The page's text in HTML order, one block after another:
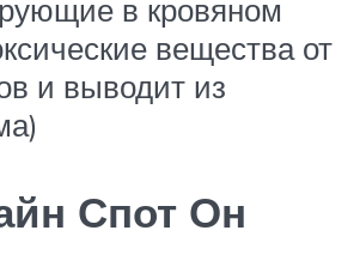
в кровяном
вещества от
и выводит из
Спот Он